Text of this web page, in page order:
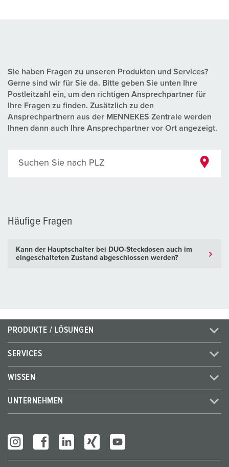
Sie haben Fragen zu unseren Produkten und Services?
Gerne sind wir für Sie da. Bitte geben Sie unten Ihre
Postleitzahl ein, um den richtigen Ansprechpartner für
Ihre Fragen zu finden. Zusätzlich zu den
Ansprechpartnern aus der MENNEKES Zentrale werden
Ihnen dann auch Ihre Ansprechpartner vor Ort angezeigt.
Suchen Sie nach PLZ
Häufige Fragen
Kann der Hauptschalter bei DUO-Steckdosen auch im
eingeschalteten Zustand abgeschlossen werden?
PRODUKTE / LÖSUNGEN
SERVICES
WISSEN
UNTERNEHMEN